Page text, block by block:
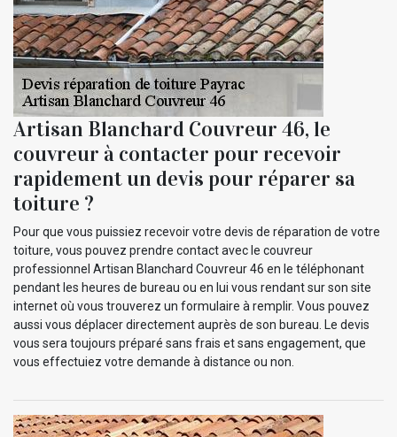
Artisan Blanchard Couvreur 46, le
couvreur à contacter pour recevoir
rapidement un devis pour réparer sa
toiture ?
Pour que vous puissiez recevoir votre devis de réparation de votre
toiture, vous pouvez prendre contact avec le couvreur
professionnel Artisan Blanchard Couvreur 46 en le téléphonant
pendant les heures de bureau ou en lui vous rendant sur son site
internet où vous trouverez un formulaire à remplir. Vous pouvez
aussi vous déplacer directement auprès de son bureau. Le devis
vous sera toujours préparé sans frais et sans engagement, que
vous effectuiez votre demande à distance ou non.